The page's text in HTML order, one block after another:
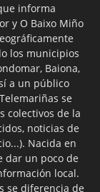
informa
y O Baixo Miño
los municipios
Baiona,
a un público
se
colectivos de la
noticias de
Nacida en
dar un poco de
local.
se diferencia de